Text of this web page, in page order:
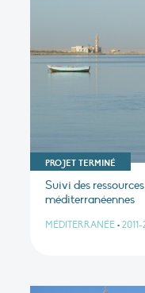
PROJET TERMINÉ
Suivi des
méditerranéennes
MÉDITERRANÉE •